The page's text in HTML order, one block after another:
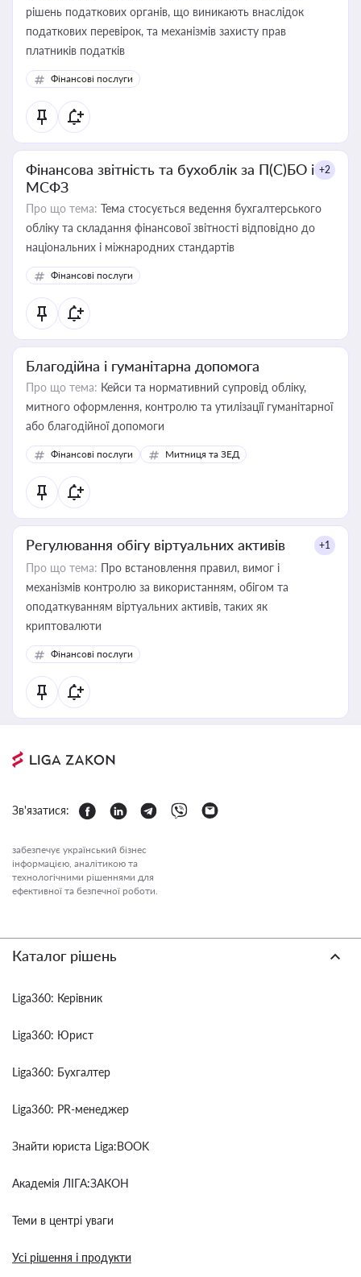
рішень податкових органів, що виникають внаслідок
податкових перевірок, та механізмів захисту прав
платників податків
Фінансові послуги
Фінансова звітність та бухоблік за П(С)БО і
МСФЗ
+2
Про що тема: Тема стосується ведення бухгалтерського
обліку та складання фінансової звітності відповідно до
національних і міжнародних стандартів
Фінансові послуги
Благодійна і гуманітарна допомога
Про що тема: Кейси та нормативний супровід обліку,
митного оформлення, контролю та утилізації гуманітарної
або благодійної допомоги
Фінансові послуги Митниця та ЗЕД
Регулювання обігу віртуальних активів +1
Про що тема: Про встановлення правил, вимог і
механізмів контролю за використанням, обігом та
оподаткуванням віртуальних активів, таких як
криптовалюти
Фінансові послуги
Зв'язатися:
забезпечує український бізнес
інформацією, аналітикою та
технологічними рішеннями для
ефективної та безпечної роботи.
Каталог рішень
Liga360: Керівник
Liga360: Юрист
Liga360: Бухгалтер
Liga360: PR-менеджер
Знайти юриста Liga:BOOK
Академія ЛІГА:ЗАКОН
Теми в центрі уваги
Усі рішення і продукти